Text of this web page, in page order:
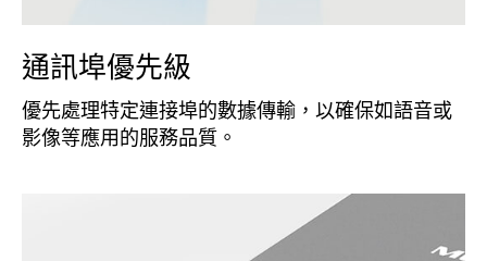
通訊埠優先級
優先處理特定連接埠的數據傳輸，以確保如語音或
影像等應用的服務品質。